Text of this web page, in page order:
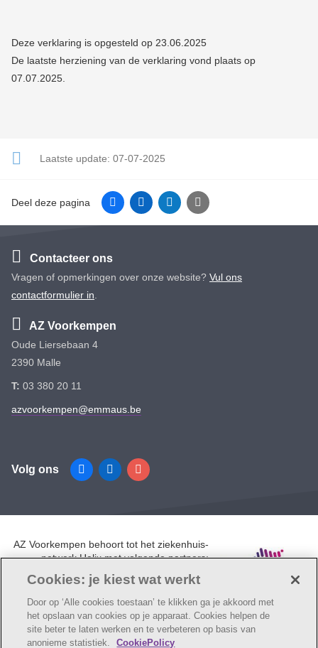
Deze verklaring is opgesteld op 23.06.2025
De laatste herziening van de verklaring vond plaats op
07.07.2025.
Laatste update: 07-07-2025
Deel deze pagina FacebookLinkedinTwitter E-mail
Contacteer ons
Vragen of opmerkingen over onze website? Vul ons
contactformulier in
AZ Voorkempen
Oude Liersebaan 4
2390 Malle
T: 03 380 20 11
azvoorkempen@emmaus.be
Volg ons FacebookLinkedinInstagram
AZ Voorkempen behoort tot het ziekenhuis-
netwerk Helix met volgende partners:
Klina.
© AZ Voorkempen
Cookies: je kiest wat werkt
Door op ‘Alle cookies toestaan’ te klikken ga je akkoord met
het opslaan van cookies op je apparaat. Cookies helpen de
site beter te laten werken en te verbeteren op basis van
anonieme statistiek.
CookiePolicy